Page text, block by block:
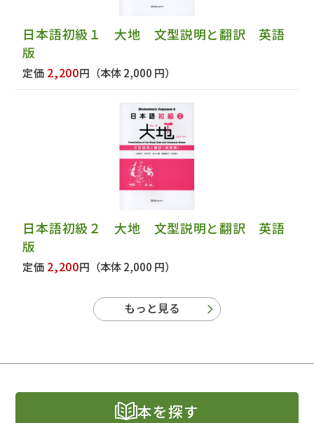
日本語初級１ 大地 文型説明と翻訳 英語
版
定価 2,200円 （本体 2,000 円）
日本語初級２ 大地 文型説明と翻訳 英語
版
定価 2,200円 （本体 2,000 円）
もっと見る
本を探す